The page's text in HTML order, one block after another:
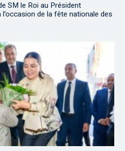
SM le Roi au Président
de la fête nationale des